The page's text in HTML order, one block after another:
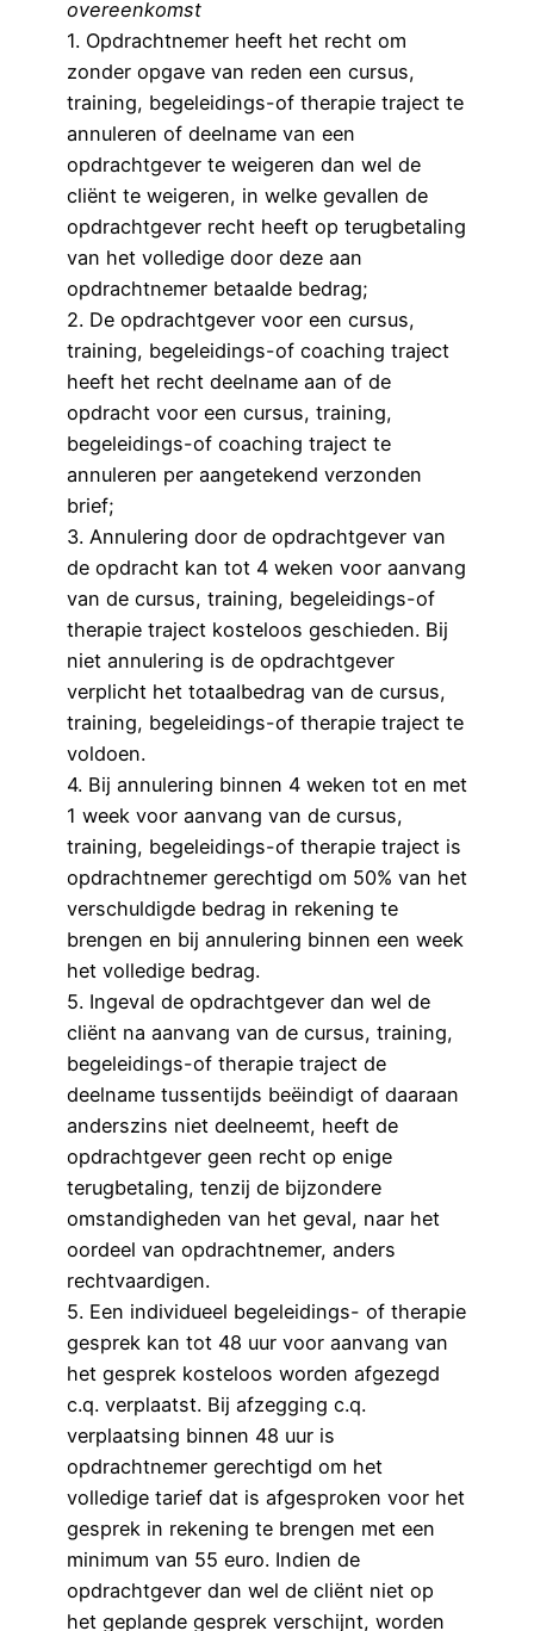
overeenkomst
1. Opdrachtnemer heeft het recht om
zonder opgave van reden een cursus,
training, begeleidings-of therapie traject te
annuleren of deelname van een
opdrachtgever te weigeren dan wel de
cliënt te weigeren, in welke gevallen de
opdrachtgever recht heeft op terugbetaling
van het volledige door deze aan
opdrachtnemer betaalde bedrag;
2. De opdrachtgever voor een cursus,
training, begeleidings-of coaching traject
heeft het recht deelname aan of de
opdracht voor een cursus, training,
begeleidings-of coaching traject te
annuleren per aangetekend verzonden
brief;
3. Annulering door de opdrachtgever van
de opdracht kan tot 4 weken voor aanvang
van de cursus, training, begeleidings-of
therapie traject kosteloos geschieden. Bij
niet annulering is de opdrachtgever
verplicht het totaalbedrag van de cursus,
training, begeleidings-of therapie traject te
voldoen.
4. Bij annulering binnen 4 weken tot en met
1 week voor aanvang van de cursus,
training, begeleidings-of therapie traject is
opdrachtnemer gerechtigd om 50% van het
verschuldigde bedrag in rekening te
brengen en bij annulering binnen een week
het volledige bedrag.
5. Ingeval de opdrachtgever dan wel de
cliënt na aanvang van de cursus, training,
begeleidings-of therapie traject de
deelname tussentijds beëindigt of daaraan
anderszins niet deelneemt, heeft de
opdrachtgever geen recht op enige
terugbetaling, tenzij de bijzondere
omstandigheden van het geval, naar het
oordeel van opdrachtnemer, anders
rechtvaardigen.
5. Een individueel begeleidings- of therapie
gesprek kan tot 48 uur voor aanvang van
het gesprek kosteloos worden afgezegd
c.q. verplaatst. Bij afzegging c.q.
verplaatsing binnen 48 uur is
opdrachtnemer gerechtigd om het
volledige tarief dat is afgesproken voor het
gesprek in rekening te brengen met een
minimum van 55 euro. Indien de
opdrachtgever dan wel de cliënt niet op
het geplande gesprek verschijnt, worden